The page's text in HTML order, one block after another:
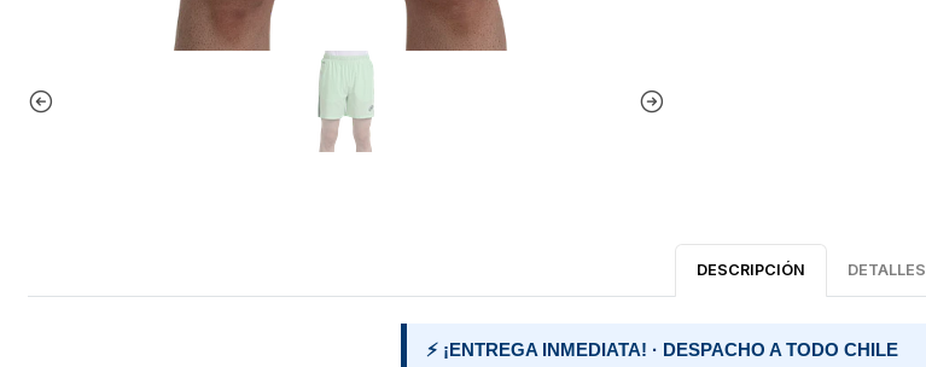
DESCRIPCIÓN DETALLES
⚡ ¡ENTREGA INMEDIATA! · DESPACHO A TODO CHILE